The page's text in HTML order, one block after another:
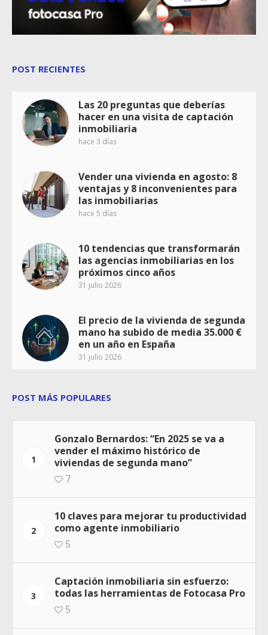
POST RECIENTES
Las 20 preguntas que deberías
hacer en una visita de captación
inmobiliaria
hace 3 días
Vender una vivienda en agosto: 8
ventajas y 8 inconvenientes para
las inmobiliarias
hace 5 días
10 tendencias que transformarán
las agencias inmobiliarias en los
próximos cinco años
31 julio 2026
El precio de la vivienda de segunda
mano ha subido de media 35.000 €
en un año en España
31 julio 2026
POST MÁS POPULARES
1
Gonzalo Bernardos: “En 2025 se va a
vender el máximo histórico de
viviendas de segunda mano”
7
2
10 claves para mejorar tu productividad
como agente inmobiliario
5
3
Captación inmobiliaria sin esfuerzo:
todas las herramientas de Fotocasa Pro
5